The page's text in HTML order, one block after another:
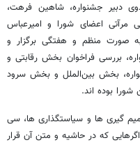
دبیر جشنواره، شاهین فرهت،
اعضای شورا و امیرعباس
صورت منظم و هفتگی برگزار و
بررسی فراخوان بخش رقابتی و
بخش بین‌الملل و بخش سرود
شورا بوده اند.
گیری ها و سیاستگذاری ها، سی
که در حاشیه و متن آن قرار